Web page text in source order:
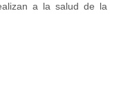
a la salud de la